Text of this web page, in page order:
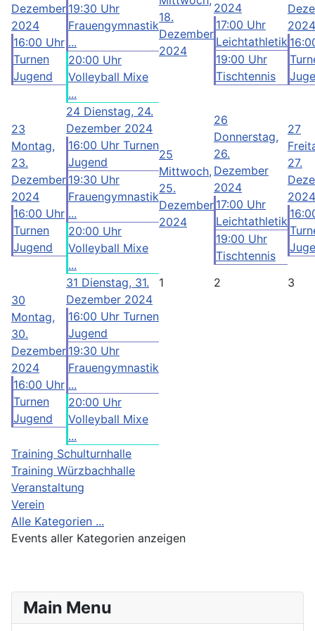
Dezember
2024
16:00 Uhr
Turnen
Jugend
19:30 Uhr
Frauengymnastik
...
20:00 Uhr
Volleyball Mixe
...
18.
Dezember
2024
2024
17:00 Uhr
Leichtathletik
19:00 Uhr
Tischtennis
2024
23
Montag,
23.
Dezember
2024
16:00 Uhr
Turnen
Jugend
24 Dienstag, 24.
Dezember 2024
16:00 Uhr Turnen
Jugend
19:30 Uhr
Frauengymnastik
...
20:00 Uhr
Volleyball Mixe
...
25
Mittwoch,
25.
Dezember
2024
26
Donnerstag,
26.
Dezember
2024
17:00 Uhr
Leichtathletik
19:00 Uhr
Tischtennis
27
27.
2024
30
Montag,
30.
Dezember
2024
16:00 Uhr
Turnen
Jugend
31 Dienstag, 31.
Dezember 2024
16:00 Uhr Turnen
Jugend
19:30 Uhr
Frauengymnastik
...
20:00 Uhr
Volleyball Mixe
...
1 2 3
Training Schulturnhalle
Training Würzbachhalle
Veranstaltung
Verein
Alle Kategorien ...
Events aller Kategorien anzeigen
Main Menu